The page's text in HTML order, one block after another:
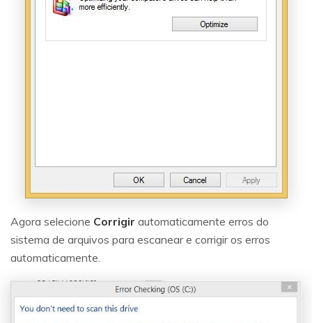
Agora selecione Corrigir automaticamente erros do
sistema de arquivos para escanear e corrigir os erros
automaticamente.